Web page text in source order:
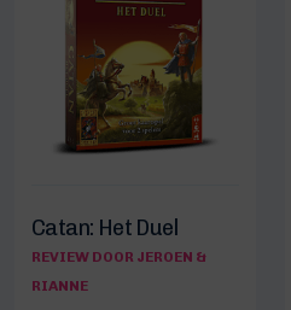
Catan: Het Duel
REVIEW DOOR JEROEN &
RIANNE